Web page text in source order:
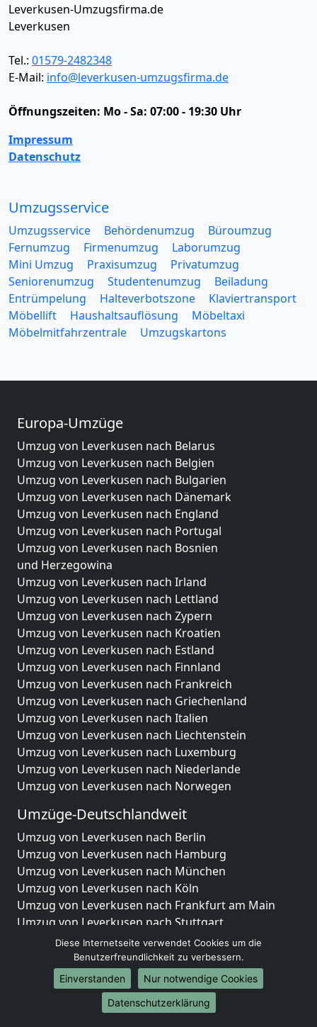
Leverkusen-Umzugsfirma.de
Leverkusen
Tel.: 01579-2482348
E-Mail: info@leverkusen-umzugsfirma.de
Öffnungszeiten: Mo - Sa: 07:00 - 19:30 Uhr
Impressum
Datenschutz
Umzugsservice
Umzugsservice Behördenumzug
Büroumzug
Fernumzug
Firmenumzug
Laborumzug
Mini Umzug
Praxisumzug
Privatumzug
Seniorenumzug
Studentenumzug
Beiladung
Entrümpelung
Halteverbotszone
Klaviertransport
Möbellift
Haushaltsauflösung
Möbeltaxi
Möbelmitfahrzentrale
Umzugskartons
Europa-Umzüge
Umzug von Leverkusen nach Belarus
Umzug von Leverkusen nach Belgien
Umzug von Leverkusen nach Bulgarien
Umzug von Leverkusen nach Dänemark
Umzug von Leverkusen nach England
Umzug von Leverkusen nach Portugal
Umzug von Leverkusen nach Bosnien
und Herzegowina
Umzug von Leverkusen nach Irland
Umzug von Leverkusen nach Lettland
Umzug von Leverkusen nach Zypern
Umzug von Leverkusen nach Kroatien
Umzug von Leverkusen nach Estland
Umzug von Leverkusen nach Finnland
Umzug von Leverkusen nach Frankreich
Umzug von Leverkusen nach Griechenland
Umzug von Leverkusen nach Italien
Umzug von Leverkusen nach Liechtenstein
Umzug von Leverkusen nach Luxemburg
Umzug von Leverkusen nach Niederlande
Umzug von Leverkusen nach Norwegen
Umzüge-Deutschlandweit
Umzug von Leverkusen nach Berlin
Umzug von Leverkusen nach Hamburg
Umzug von Leverkusen nach München
Umzug von Leverkusen nach Köln
Umzug von Leverkusen nach Frankfurt am Main
Umzug von Leverkusen nach Stuttgart
Umzug von Leverkusen nach Düsseldorf
Umzug von Leverkusen nach Leipzig
Umzug von Leverkusen nach Dortmund
Umzug von Leverkusen nach Essen
Umzug von Leverkusen nach Bremen
Diese Internetseite verwendet Cookies um die
Benutzerfreundlichkeit zu verbessern.
Einverstanden
Nur notwendige Cookies
Datenschutzerklärung